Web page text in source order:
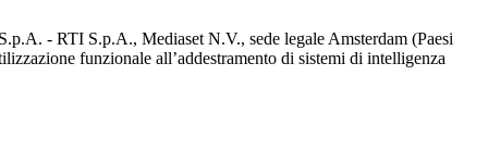
- RTI S.p.A., Mediaset N.V., sede legale Amsterdam (Paesi
funzionale all’addestramento di sistemi di intelligenza